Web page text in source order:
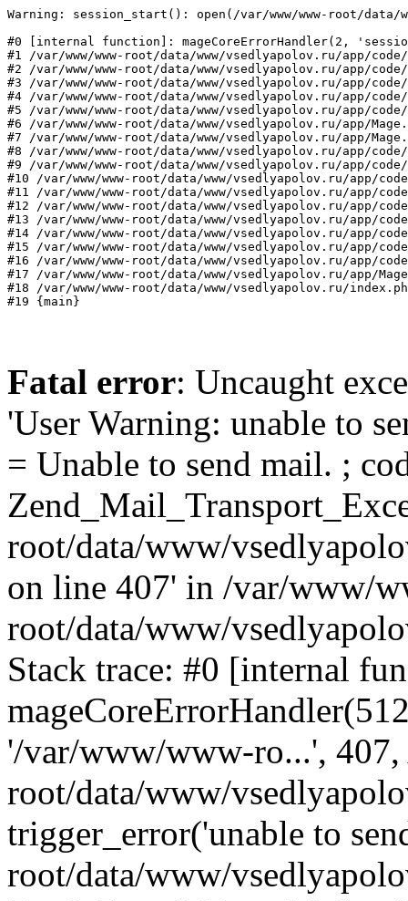
Warning: session_start(): open(/var/www/www-root/data/
#0 [internal function]: mageCoreErrorHandler(2,
#1 /var/www/www-root/data/www/vsedlyapolov.ru/app/
#2 /var/www/www-root/data/www/vsedlyapolov.ru/app/
#3 /var/www/www-root/data/www/vsedlyapolov.ru/app/
#4 /var/www/www-root/data/www/vsedlyapolov.ru/app/
#5 /var/www/www-root/data/www/vsedlyapolov.ru/app/
#6 /var/www/www-root/data/www/vsedlyapolov.ru/app/
#7 /var/www/www-root/data/www/vsedlyapolov.ru/app/
#8 /var/www/www-root/data/www/vsedlyapolov.ru/app/
#9 /var/www/www-root/data/www/vsedlyapolov.ru/app/
#10 /var/www/www-root/data/www/vsedlyapolov.ru/app/
#11 /var/www/www-root/data/www/vsedlyapolov.ru/app/
#12 /var/www/www-root/data/www/vsedlyapolov.ru/app/
#13 /var/www/www-root/data/www/vsedlyapolov.ru/app/
#14 /var/www/www-root/data/www/vsedlyapolov.ru/app/
#15 /var/www/www-root/data/www/vsedlyapolov.ru/app/
#16 /var/www/www-root/data/www/vsedlyapolov.ru/app/
#17 /var/www/www-root/data/www/vsedlyapolov.ru/app/
#18 /var/www/www-root/data/www/vsedlyapolov.ru/
#19 {main}
Fatal error: Uncaught
'User Warning: unable to
= Unable to send mail. ;
root/data/www/
on line 407' in /var/www/
root/data/www/
Stack trace: #0 [internal
'/var/www/www-ro...',
root/data/www/
trigger_error('unable to
root/data/www/